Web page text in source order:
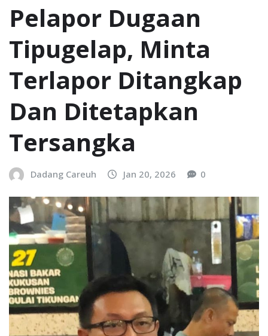
Pelapor Dugaan
Tipugelap, Minta
Terlapor Ditangkap
Dan Ditetapkan
Tersangka
Dadang Careuh Jan 20, 2026 0